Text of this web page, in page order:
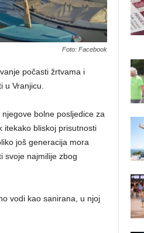
Foto: Facebook
počasti žrtvama i
Vranjicu.
bolne posljedice za
itekako bliskoj prisutnosti
još generacija mora
svoje najmilije zbog
vodi kao sanirana, u njoj